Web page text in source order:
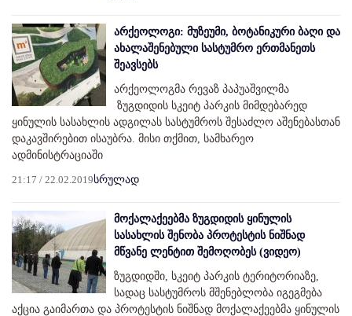
არქეოლოგი: მუზეუმი, ბოტანიკური ბაღი და
ახალაშენებული სასტუმრო ერთმანეთს
შეავსებს
არქეოლოგმა რევაზ პაპუაშვილმა
ზუგდიდის სკეიტ პარკის მიმდებარედ
ყინულის სასახლის ადგილას სასტუმროს შესაძლო აშენებასთან
დაკავშირებით ისაუბრა. მისი თქმით, სამხარეო
ადმინისტრაციაში
21:17 / 22.02.2019სრულად
მოქალაქეებმა ზუგდიდის ყინულის
სასახლის შენობა პროტესტის ნიშნად
მწვანე ლენტით შემოღობეს (ვიდეო)
ზუგდიდში, სკეიტ პარკის ტერიტორიაზე,
სადაც სასტუმროს მშენებლობა იგეგმება
აქცია გაიმართა და პროტესტის ნიშნად მოქალაქეებმა ყინულის